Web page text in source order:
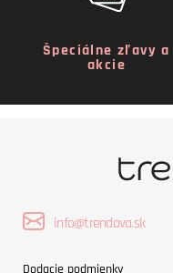
Špeciálne zľavy a
akcie
info@trendova.sk
Dodacie podmienky